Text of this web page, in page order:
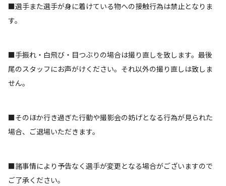
■選手また選手が身に着けている物への接触行為は禁止となりま
す。
■手振れ・白飛び・目つぶりの場合は撮り直しを致します。最後
尾のスタッフにお声がけください。それ以外の撮り直しは致しま
せん。
■そのほか行き過ぎた行動や撮影会の妨げとなる行為が見られた
場合、ご退場いただきます。
■諸事情により予告なく選手が変更となる場合がございますので
ご了承ください。